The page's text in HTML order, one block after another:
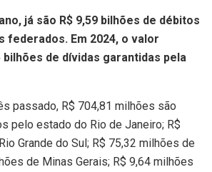
já são R$ 9,59 bilhões de débitos
federados. Em 2024, o valor
bilhões de dívidas garantidas pela
passado, R$ 704,81 milhões são
pelo estado do Rio de Janeiro; R$
Grande do Sul; R$ 75,32 milhões de
de Minas Gerais; R$ 9,64 milhões